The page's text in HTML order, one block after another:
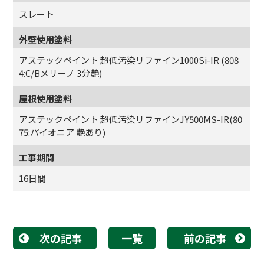
スレート
外壁使用塗料
アステックペイント 超低汚染リファイン1000Si-IR (808
4:C/Bメリーノ 3分艶)
屋根使用塗料
アステックペイント 超低汚染リファインJY500MS-IR(80
75:パイオニア 艶あり)
工事期間
16日間
次の記事 一覧 前の記事